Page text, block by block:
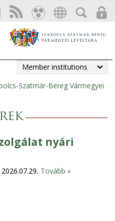
Member institutions
Szatmár-Bereg Vármegyei
nyári
2026.07.29. Tovább »